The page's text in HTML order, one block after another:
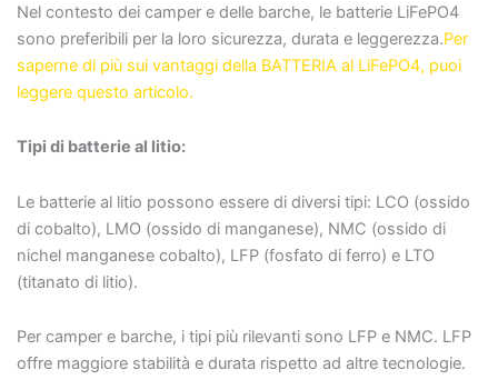
Nel contesto dei camper e delle barche, le batterie LiFePO4
sono preferibili per la loro sicurezza, durata e leggerezza.Per
saperne di più sui vantaggi della BATTERIA al LiFePO4, puoi
leggere questo articolo.
Tipi di batterie al litio:
Le batterie al litio possono essere di diversi tipi: LCO (ossido
di cobalto), LMO (ossido di manganese), NMC (ossido di
nichel manganese cobalto), LFP (fosfato di ferro) e LTO
(titanato di litio).
Per camper e barche, i tipi più rilevanti sono LFP e NMC. LFP
offre maggiore stabilità e durata rispetto ad altre tecnologie.